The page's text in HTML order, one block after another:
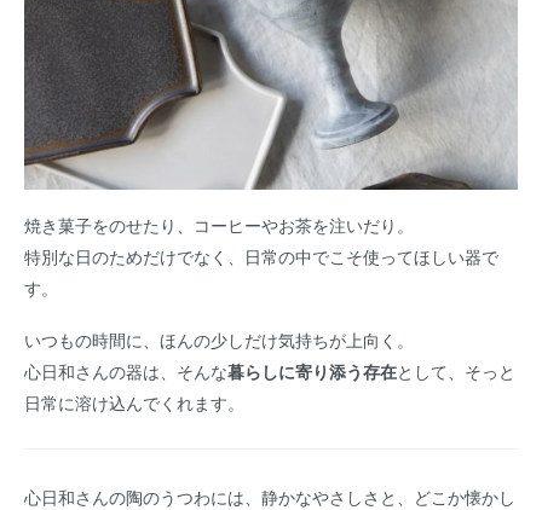
焼き菓子をのせたり、コーヒーやお茶を注いだり。
特別な日のためだけでなく、日常の中でこそ使ってほしい器で
す。
いつもの時間に、ほんの少しだけ気持ちが上向く。
心日和さんの器は、そんな暮らしに寄り添う存在として、そっと
日常に溶け込んでくれます。
心日和さんの陶のうつわには、静かなやさしさと、どこか懐かし